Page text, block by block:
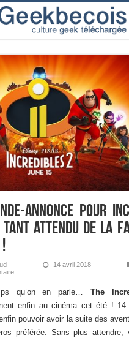
annonce pour
attendu de LA
14 avril 2018
qu’on en parle…The
enfin au cinéma cet été !
pouvoir avoir la suite des
préférée. Sans plus